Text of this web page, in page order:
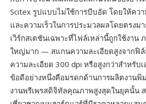
Scitex รูปแบบไม่ใช้การบีบอัด โดยให้คว
และความเร็วในการประมวลผลโดยตรง
เวิร์กสเตชันเฉพาะที่ไฟล์เหล่านี้ถูกใช้งาน
ใหญ่มาก — สแกนความละเอียดสูงจากฟิ
ความละเอียด 300 dpi หรือสูงกว่าสำหรั
ข้อดีอย่างหนึ่งคือมรดกด้านการผลิตงานพิ
งานพรีเพรสดิจิทัลคุณภาพสูงสุดในยุคนั้น